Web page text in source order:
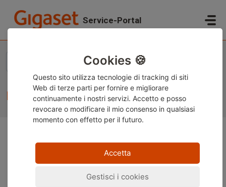
Service-Portal
Import contacts from SIM-card
Nota:Questo contenuto è attualmente disponibile solo
in tedesco e inglese. È possibile utilizzare la funzione di
pagina nella lingua desiderata. Le istruzioni sono
Cookies 🍪
Questo sito utilizza tecnologie di tracking di siti
Web di terze parti per fornire e migliorare
continuamente i nostri servizi. Accetto e posso
revocare o modificare il mio consenso in qualsiasi
momento con effetto per il futuro.
Accetta
Gestisci i cookies